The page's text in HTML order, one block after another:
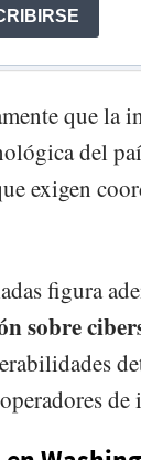
que la
del
exigen
figura
sobre
de